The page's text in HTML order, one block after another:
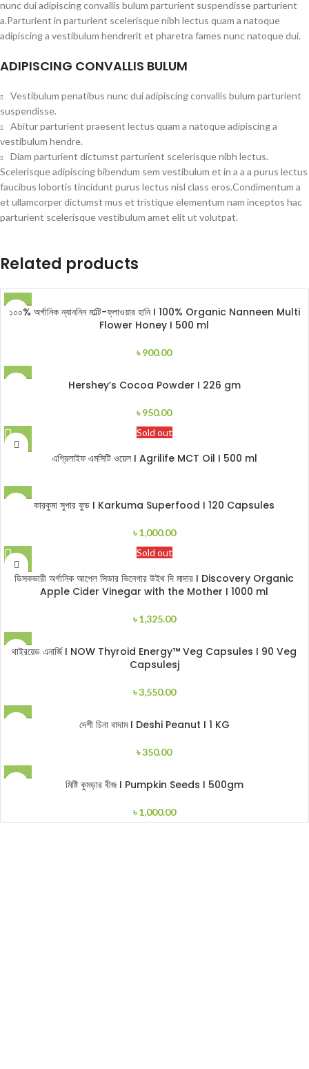
nunc dui adipiscing convallis bulum parturient suspendisse parturient
a.Parturient in parturient scelerisque nibh lectus quam a natoque
adipiscing a vestibulum hendrerit et pharetra fames nunc natoque dui.
ADIPISCING CONVALLIS BULUM
Vestibulum penatibus nunc dui adipiscing convallis bulum parturient
suspendisse.
Abitur parturient praesent lectus quam a natoque adipiscing a
vestibulum hendre.
Diam parturient dictumst parturient scelerisque nibh lectus.
Scelerisque adipiscing bibendum sem vestibulum et in a a a purus lectus
faucibus lobortis tincidunt purus lectus nisl class eros.Condimentum a
et ullamcorper dictumst mus et tristique elementum nam inceptos hac
parturient scelerisque vestibulum amet elit ut volutpat.
Related products
১০০% অর্গানিক ন্যাননিন মাল্টি-ফ্লাওয়ার হানি I 100% Organic Nanneen Multi
Flower Honey I 500 ml
৳900.00
Hershey’s Cocoa Powder I 226 gm
৳950.00
Sold out
এগ্রিলাইফ এমসিটি ওয়েল I Agrilife MCT Oil I 500 ml
কারকুমা সুপার ফুড I Karkuma Superfood I 120 Capsules
৳1,000.00
Sold out
ডিসকভারী অর্গানিক আপেল সিডার ভিনেগার উইথ দি মাদার I Discovery Organic
Apple Cider Vinegar with the Mother I 1000 ml
৳1,325.00
থাইরয়েড এনার্জি I NOW Thyroid Energy™ Veg Capsules I 90 Veg
Capsulesj
৳3,550.00
দেশী চিনা বাদাম I Deshi Peanut I 1 KG
৳350.00
মিষ্টি কুমড়ার বীজ I Pumpkin Seeds I 500gm
৳1,000.00